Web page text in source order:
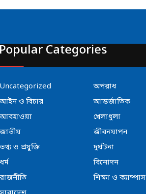
Popular Categories
Uncategorized
অপরাধ
ও বিচার
আন্তর্জাতিক
খেলাধুলা
জাতীয়
জীবনযাপন
তথ্য ও প্রযুক্তি
দুর্ঘটনা
ধর্ম
বিনোদন
রাজনীতি
শিক্ষা ও ক্যাম্পাস